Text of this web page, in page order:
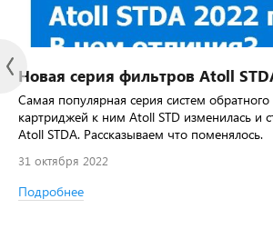
Новая серия фильтров Atoll
Самая популярная серия систем
картриджей к ним Atoll STD изменилась и
Atoll STDA. Рассказываем что поменялось.
31 октября 2022
Подробнее